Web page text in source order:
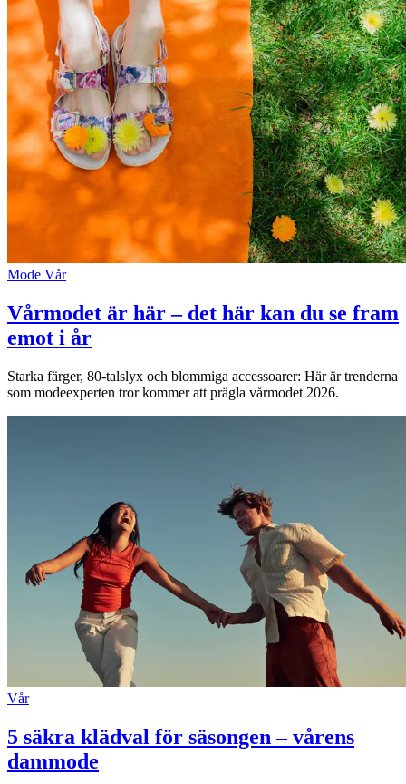
Mode Vår
Vårmodet är här – det här kan du se fram
emot i år
Starka färger, 80-talslyx och blommiga accessoarer: Här är trenderna
som modeexperten tror kommer att prägla vårmodet 2026.
Vår
5 säkra klädval för säsongen – vårens
dammode